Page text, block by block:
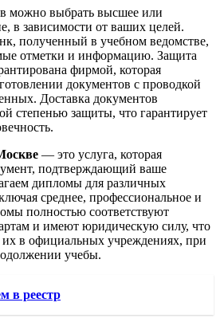
можно выбрать высшее или
в зависимости от ваших целей.
полученный в учебном ведомстве,
отметки и информацию. Защита
фирмой, которая
документов с проводкой
Доставка документов
степенью защиты, что гарантирует
— это услуга, которая
подтверждающий ваше
дипломы для различных
среднее, профессиональное и
полностью соответствуют
и имеют юридическую силу, что
их в официальных учреждениях, при
учебы.
в реестр